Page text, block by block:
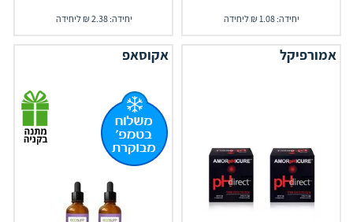
יחידה: 1.08 ₪ ליחידה יחידה: 2.38 ₪ ליחידה
אמורפיקל אקוסאפ